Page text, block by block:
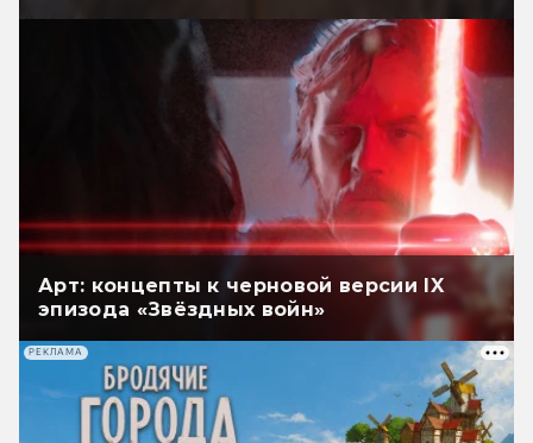
Арт: концепты к черновой версии IX
эпизода «Звёздных войн»
РЕКЛАМА